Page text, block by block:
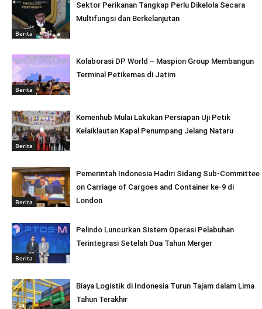
Berita
Sektor Perikanan Tangkap Perlu Dikelola Secara
Multifungsi dan Berkelanjutan
Berita
Kolaborasi DP World – Maspion Group Membangun
Terminal Petikemas di Jatim
Berita
Kemenhub Mulai Lakukan Persiapan Uji Petik
Kelaiklautan Kapal Penumpang Jelang Nataru
Berita
Pemerintah Indonesia Hadiri Sidang Sub-Committee
on Carriage of Cargoes and Container ke-9 di
London
Berita
Pelindo Luncurkan Sistem Operasi Pelabuhan
Terintegrasi Setelah Dua Tahun Merger
Biaya Logistik di Indonesia Turun Tajam dalam Lima
Tahun Terakhir